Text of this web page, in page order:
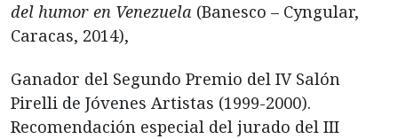
del humor en Venezuela (Banesco – Cyngular,
Caracas, 2014),
Ganador del Segundo Premio del IV Salón
Pirelli de Jóvenes Artistas (1999-2000).
Recomendación especial del jurado del III